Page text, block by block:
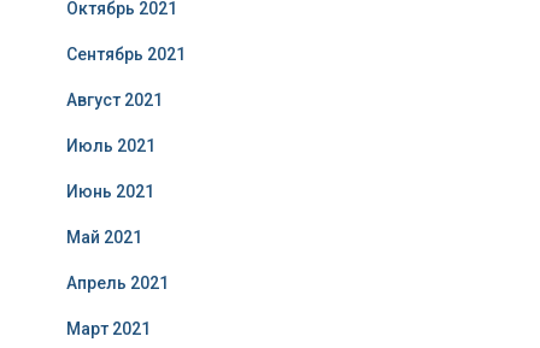
Октябрь 2021
Сентябрь 2021
Август 2021
Июль 2021
Июнь 2021
Май 2021
Апрель 2021
Март 2021